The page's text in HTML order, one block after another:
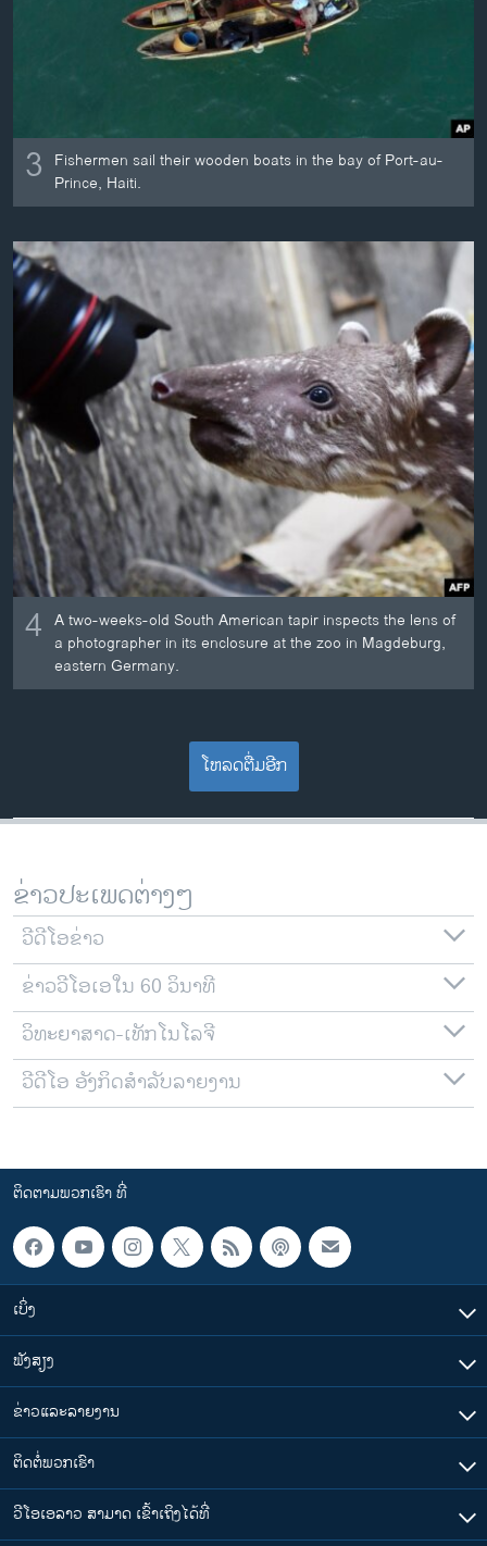
3 Fishermen sail their wooden boats in the bay of Port-au-
Prince, Haiti.
4 A two-weeks-old South American tapir inspects the lens of
a photographer in its enclosure at the zoo in Magdeburg,
eastern Germany.
ໂຫລດຕື່ມອີກ
ຂ່າວປະເພດຕ່າງໆ
ວີດີໂອຂ່າວ
ຂ່າວວີໂອເອໃນ 60 ວິນາທີ
ວິທະຍາສາດ-ເທັກໂນໂລຈີ
ວີດີໂອ ອັງກິດສຳລັບລາຍງານ
ຕິດຕາມພວກເຮົາ ທີ່
ເບິ່ງ
ຟັງສຽງ
ຂ່າວແລະລາຍງານ
ຕິດຕໍ່ພວກເຮົາ
ວີໂອເອລາວ ສາມາດ ເຂົ້າເຖິງໄດ້ທີ່